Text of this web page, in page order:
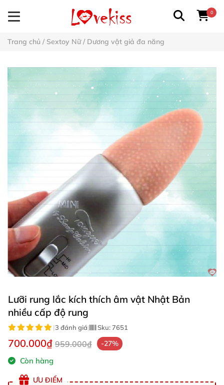
0
Trang chủ / Sextoy Nữ/ Dương vật giả đa năng
Lưỡi rung lắc kích thích âm vật Nhật Bản
nhiều cấp độ rung
|3 đánh giá| Sku:7651
700.000₫ 959.000₫ -27%
Còn hàng
ƯU ĐIỂM